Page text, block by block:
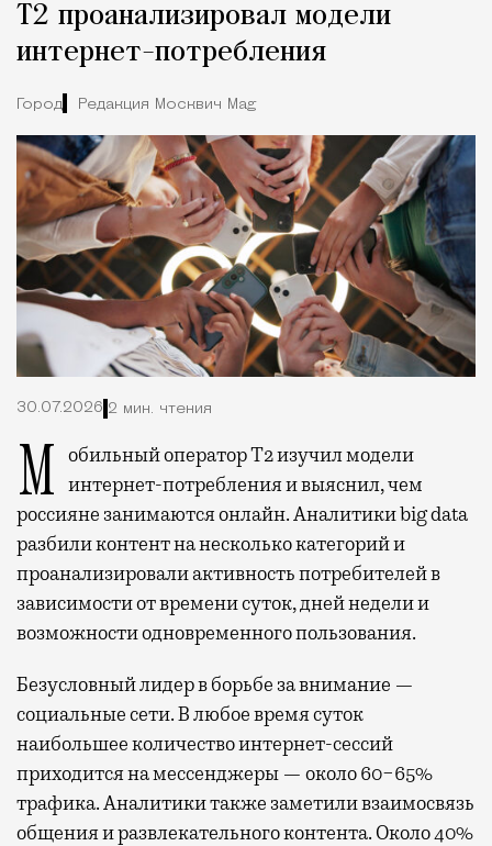
Т2 проанализировал модели
интернет-потребления
Город Редакция Москвич Mag
30.07.2026 2 мин. чтения
Мобильный оператор Т2 изучил модели интернет-потребления и выяснил, чем
россияне занимаются онлайн. Аналитики big data
разбили контент на несколько категорий и
проанализировали активность потребителей в
зависимости от времени суток, дней недели и
возможности одновременного пользования.
Безусловный лидер в борьбе за внимание —
социальные сети. В любое время суток
наибольшее количество интернет-сессий
приходится на мессенджеры — около 60−65%
трафика. Аналитики также заметили взаимосвязь
общения и развлекательного контента. Около 40%